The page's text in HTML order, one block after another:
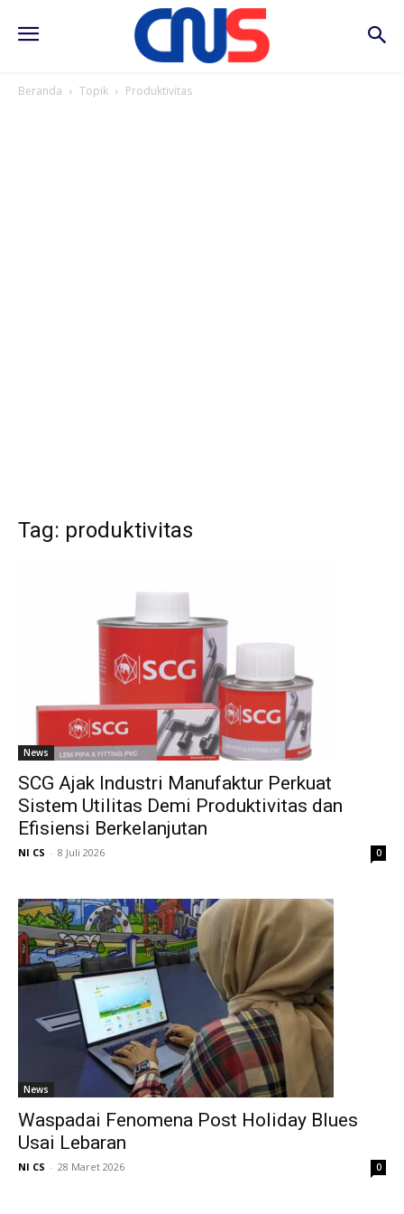
Beranda Topik Produktivitas
Tag: produktivitas
News
SCG Ajak Industri Manufaktur Perkuat
Sistem Utilitas Demi Produktivitas dan
Efisiensi Berkelanjutan
NI CS - 8 Juli 2026 0
News
Waspadai Fenomena Post Holiday Blues
Usai Lebaran
NI CS - 28 Maret 2026 0